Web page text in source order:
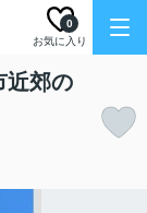
お気に入り
0
郊の